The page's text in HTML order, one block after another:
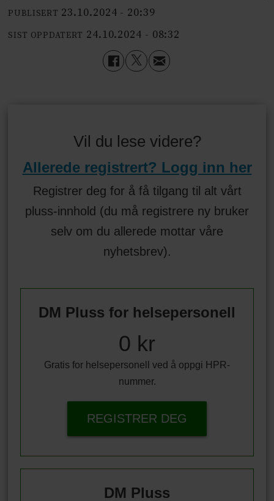
PUBLISERT 23.10.2024 - 20:39
SIST OPPDATERT 24.10.2024 - 08:32
Vil du lese videre?
Allerede registrert? Logg inn her
Registrer deg for å få tilgang til alt vårt
pluss-innhold (du må registrere ny bruker
selv om du allerede mottar våre
nyhetsbrev).
DM Pluss for helsepersonell
0 kr
Gratis for helsepersonell ved å oppgi HPR-
nummer.
REGISTRER DEG
DM Pluss